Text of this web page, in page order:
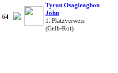
64
Tyron Osagieagbon
John
1. Platzverweis
(Gelb-Rot)